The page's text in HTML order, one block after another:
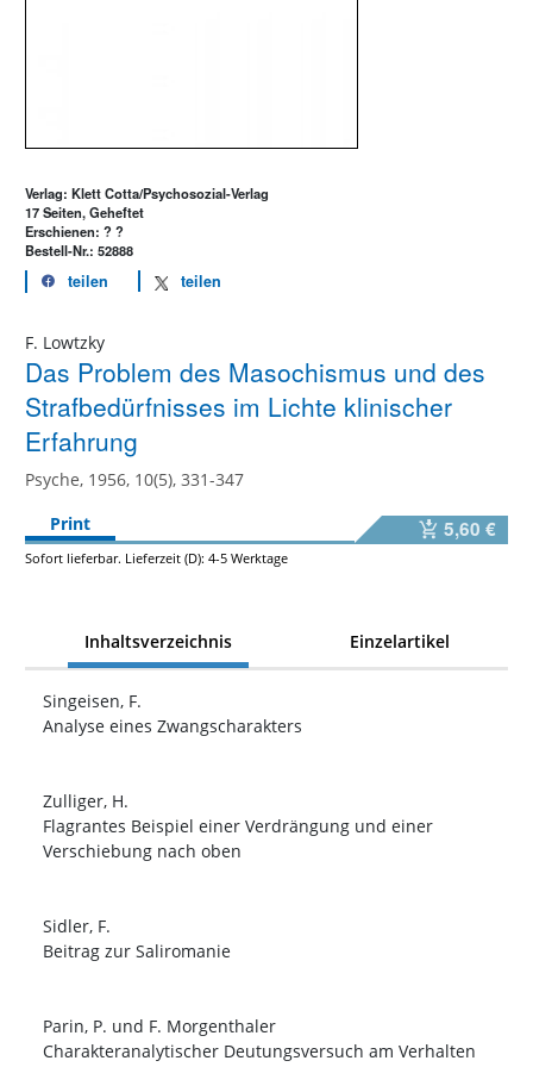
Verlag: Klett Cotta/Psychosozial-Verlag
17 Seiten, Geheftet
Erschienen: ? ?
Bestell-Nr.: 52888
teilen teilen
F. Lowtzky
Das Problem des Masochismus und des
Strafbedürfnisses im Lichte klinischer
Erfahrung
Psyche, 1956, 10(5), 331-347
Print
5,60 €
Sofort lieferbar. Lieferzeit (D): 4-5 Werktage
Inhaltsverzeichnis Einzelartikel
Singeisen, F.
Analyse eines Zwangscharakters
Zulliger, H.
Flagrantes Beispiel einer Verdrängung und einer
Verschiebung nach oben
Sidler, F.
Beitrag zur Saliromanie
Parin, P. und F. Morgenthaler
Charakteranalytischer Deutungsversuch am Verhalten